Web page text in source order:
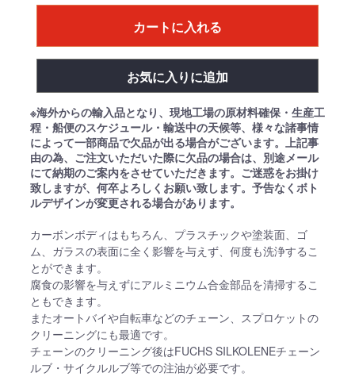
カートに入れる
お気に入りに追加
※海外からの輸入品となり、現地工場の原材料確保・生産工
程・船便のスケジュール・輸送中の天候等、様々な諸事情
によって一部商品で欠品が出る場合がございます。上記事
由の為、ご注文いただいた際に欠品の場合は、別途メール
にて納期のご案内をさせていただきます。ご迷惑をお掛け
致しますが、何卒よろしくお願い致します。予告なくボト
ルデザインが変更される場合があります。
カーボンボディはもちろん、プラスチックや塗装面、ゴ
ム、ガラスの表面に全く影響を与えず、何度も洗浄するこ
とができます。
腐食の影響を与えずにアルミニウム合金部品を清掃するこ
ともできます。
またオートバイや自転車などのチェーン、スプロケットの
クリーニングにも最適です。
チェーンのクリーニング後はFUCHS SILKOLENEチェーン
ルブ・サイクルルブ等での注油が必要です。